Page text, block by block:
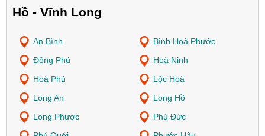
Hồ - Vĩnh Long
An Bình
Bình Hoà Phước
Đồng Phú
Hoà Ninh
Hoà Phú
Lộc Hoà
Long An
Long Hồ
Long Phước
Phú Đức